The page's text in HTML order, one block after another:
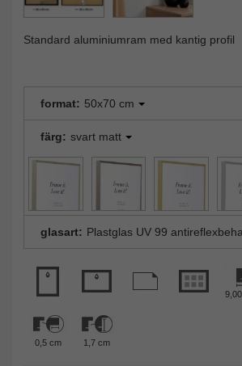
Standard aluminiumram med kantig profil
format: 50x70 cm
färg: svart matt
glasart: Plastglas UV 99
0,5 cm 1,7 cm